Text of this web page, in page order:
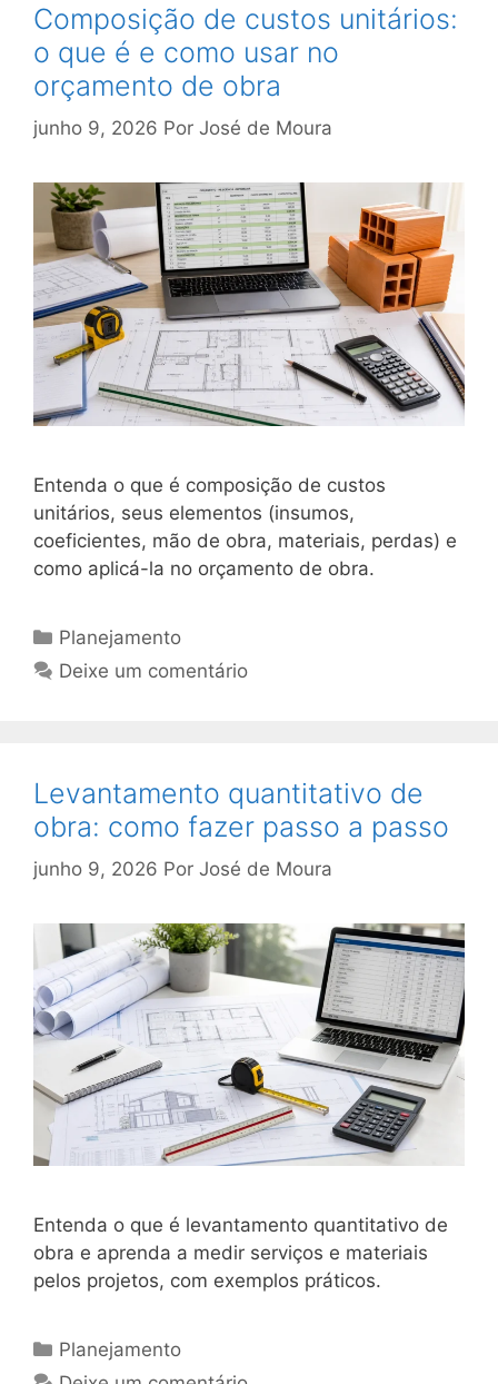
Composição de custos unitários:
o que é e como usar no
orçamento de obra
junho 9, 2026 Por José de Moura
Entenda o que é composição de custos
unitários, seus elementos (insumos,
coeficientes, mão de obra, materiais, perdas) e
como aplicá-la no orçamento de obra.
Planejamento
Deixe um comentário
Levantamento quantitativo de
obra: como fazer passo a passo
junho 9, 2026 Por José de Moura
Entenda o que é levantamento quantitativo de
obra e aprenda a medir serviços e materiais
pelos projetos, com exemplos práticos.
Planejamento